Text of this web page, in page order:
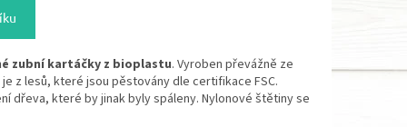
zubní kartáčky z bioplastu. Vyroben převážně ze
z lesů, které jsou pěstovány dle certifikace FSC.
dřeva, které by jinak byly spáleny. Nylonové štětiny se